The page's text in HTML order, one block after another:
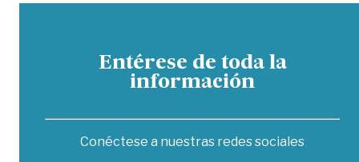
Entérese de toda la
información
Conéctese a nuestras redes sociales